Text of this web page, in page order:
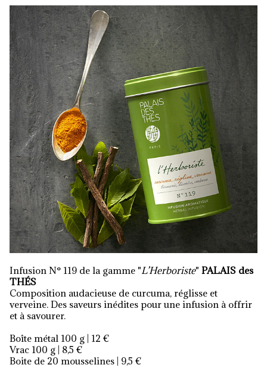
Infusion N° 119 de la gamme "L’Herboriste" PALAIS des
THÉS
Composition audacieuse de curcuma, réglisse et
verveine. Des saveurs inédites pour une infusion à offrir
et à savourer.
Boîte métal 100 g | 12 €
Vrac 100 g | 8,5 €
Boite de 20 mousselines | 9,5 €